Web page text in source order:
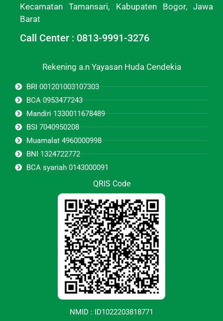
Kecamatan Tamansari, Kabupaten Bogor, Jawa
Barat
Call Center : 0813-9991-3276
Rekening a.n Yayasan Huda Cendekia
BRI 001201003107303
BCA 0953477243
Mandiri 1330011678489
BSI 7040950208
Muamalat 4960000998
BNI 1324722772
BCA syariah 0143000091
QRIS Code
NMID : ID1022203818771